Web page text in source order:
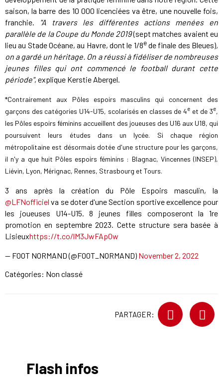
saison, la barre des 10 000 licenciées va être, une nouvelle fois,
franchie.
"A travers les différentes actions menées en
parallèle de la Coupe du Monde 2019(sept matches avaient eu
lieu au Stade Océane, au Havre, dont le 1/8ede finale des Bleues),
on a gardé un héritage. On a réussi à fidéliser de nombreuses
jeunes filles qui ont commencé le football durant cette
période", explique Kerstie Abergel.
*Contrairement aux Pôles espoirs masculins qui concernent des
garçons des catégories U14-U15, scolarisés en classes de 4e et de 3e,
les Pôles espoirs féminins accueillent des joueuses des U16 aux U18, qui
poursuivent leurs études dans un lycée. Si chaque région
métropolitaine est désormais dotée d'une structure pour les garçons,
il n'y a que huit Pôles espoirs féminins : Blagnac, Vincennes (INSEP),
Liévin, Lyon, Mérignac, Rennes, Strasbourg et Tours.
3 ans après la création du Pôle Espoirs masculin, la
@LFNofficiel va se doter d'une Section sportive excellence pour
les joueuses U14-U15. 8 jeunes filles composeront la 1re
promotion en septembre 2023. Cette structure sera basée à
Lisieuxhttps://t.co/lM3JwFApOw
— FOOT NORMAND (@FOOT_NORMAND) November 2, 2022
Catégories: Non classé
PARTAGER:
Flash infos